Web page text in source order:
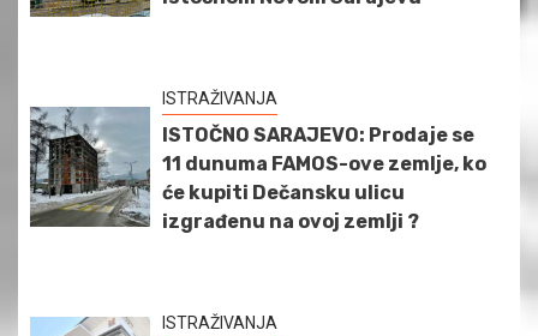
ISTRAŽIVANJA
ISTOČNO SARAJEVO: Prodaje se
11 dunuma FAMOS-ove zemlje, ko
će kupiti Dečansku ulicu
izgrađenu na ovoj zemlji ?
ISTRAŽIVANJA